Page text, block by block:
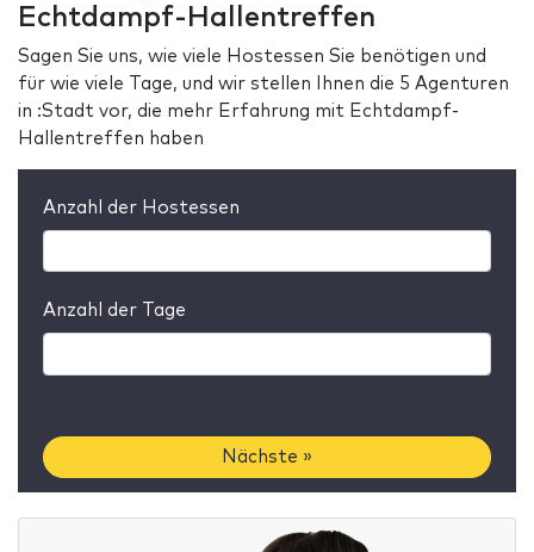
Echtdampf-Hallentreffen
Sagen Sie uns, wie viele Hostessen Sie benötigen und
für wie viele Tage, und wir stellen Ihnen die 5 Agenturen
in :Stadt vor, die mehr Erfahrung mit Echtdampf-
Hallentreffen haben
Anzahl der Hostessen
Anzahl der Tage
Nächste »